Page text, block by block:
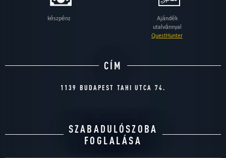
készpénz
Ajándék
utalvánnyal
QuestHunter
CÍM
1139 BUDAPEST TAHI UTCA 74.
SZABADULÓSZOBA
FOGLALÁSA